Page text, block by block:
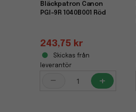
Bläckpatron Canon
PGI-9R 1040B001 Röd
243,75 kr
Skickas från
leverantör
- +